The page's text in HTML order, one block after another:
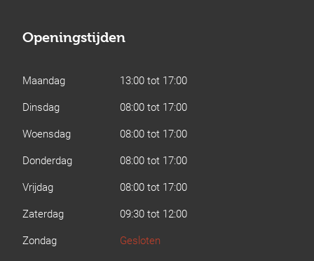
Openingstijden
Maandag
13:00 tot 17:00
Dinsdag
08:00 tot 17:00
Woensdag
08:00 tot 17:00
Donderdag
08:00 tot 17:00
Vrijdag
08:00 tot 17:00
Zaterdag
09:30 tot 12:00
Zondag
Gesloten